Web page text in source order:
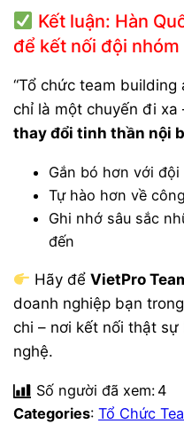
Kết luận: Hàn
để kết nối đội
“Tổ chức team building
chỉ là một chuyến đi xa
thay đổi tinh thần nội
Gắn bó hơn với đội
Tự hào hơn về
Ghi nhớ sâu sắc
đến
Hãy đểVietPro
doanh nghiệp bạn
chi – nơi kết nối thật
nghệ.
Số người đã xem: 4
Categories:Tổ Chức